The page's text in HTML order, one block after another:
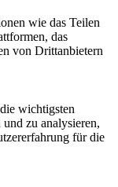
wie das Teilen
das
von Drittanbietern
wichtigsten
zu analysieren,
für die